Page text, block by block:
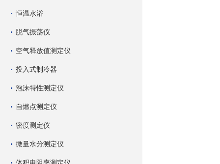
恒温水浴
脱气振荡仪
空气释放值测定仪
投入式制冷器
泡沫特性测定仪
自燃点测定仪
密度测定仪
微量水分测定仪